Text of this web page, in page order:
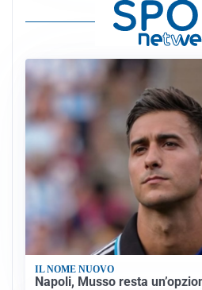
IL NOME NUOVO
Napoli, Musso resta